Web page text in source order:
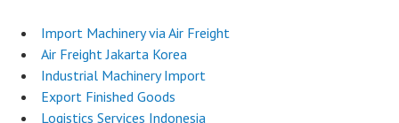
Import Machinery via Air Freight
Air Freight Jakarta Korea
Industrial Machinery Import
Export Finished Goods
Logistics Services Indonesia